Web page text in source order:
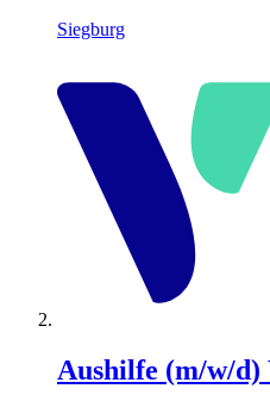
Siegburg
Aushilfe (m/w/